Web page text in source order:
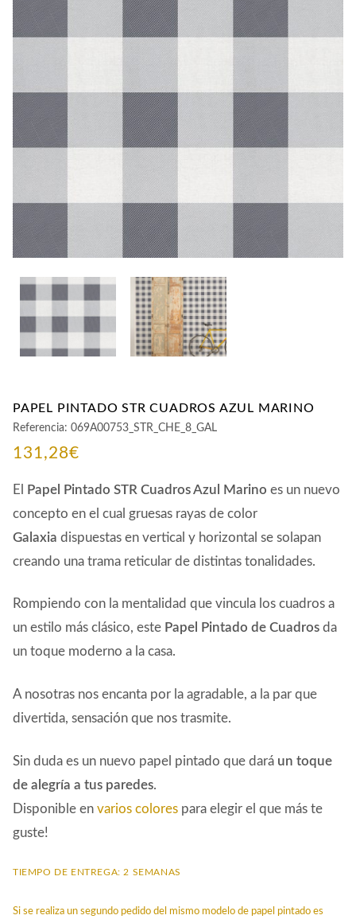
CONTACTO
PAPEL PINTADO STR CUADROS AZUL MARINO
Referencia: 069A00753_STR_CHE_8_GAL
131,28€
El Papel Pintado STR Cuadros Azul Marino es un nuevo
concepto en el cual gruesas rayas de color
Galaxia dispuestas en vertical y horizontal se solapan
creando una trama reticular de distintas tonalidades.
Rompiendo con la mentalidad que vincula los cuadros a
un estilo más clásico, este Papel Pintado de Cuadros da
un toque moderno a la casa.
A nosotras nos encanta por la agradable, a la par que
divertida, sensación que nos trasmite.
Sin duda es un nuevo papel pintado que dará un toque
de alegría a tus paredes.
Disponible en varios colores para elegir el que más te
guste!
TIEMPO DE ENTREGA: 2 SEMANAS
Si se realiza un segundo pedido del mismo modelo de papel pintado es